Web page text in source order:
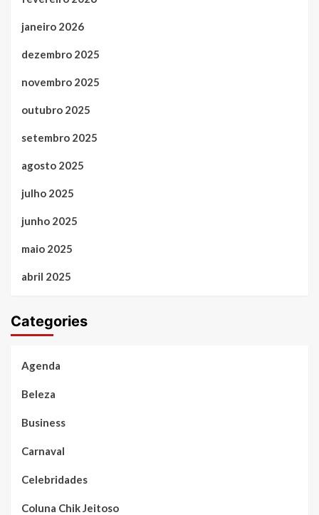
janeiro 2026
dezembro 2025
novembro 2025
outubro 2025
setembro 2025
agosto 2025
julho 2025
junho 2025
maio 2025
abril 2025
Categories
Agenda
Beleza
Business
Carnaval
Celebridades
Coluna Chik Jeitoso